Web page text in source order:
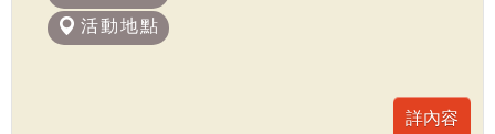
活動地點